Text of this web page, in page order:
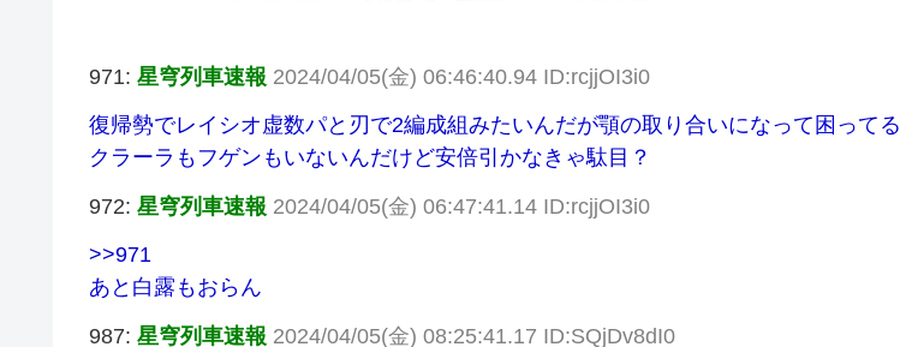
971: 星穹列車速報 2024/04/05(金) 06:46:40.94 ID:rcjjOI3i0
復帰勢でレイシオ虚数パと刃で2編成組みたいんだが顎の取り合いになって困ってる
クラーラもフゲンもいないんだけど安倍引かなきゃ駄目？
972: 星穹列車速報 2024/04/05(金) 06:47:41.14 ID:rcjjOI3i0
>>971
あと白露もおらん
987: 星穹列車速報 2024/04/05(金) 08:25:41.17 ID:SQjDv8dI0